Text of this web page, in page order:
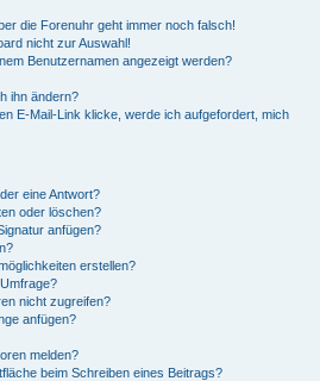
die Forenuhr geht immer noch falsch!
nicht zur Auswahl!
Benutzernamen angezeigt werden?
ihn ändern?
E-Mail-Link klicke, werde ich aufgefordert, mich
eine Antwort?
oder löschen?
anfügen?
erstellen?
nicht zugreifen?
anfügen?
melden?
beim Schreiben eines Beitrags?